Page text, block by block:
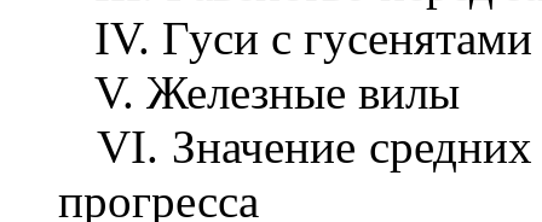
IV. Гуси с гусенятами
V. Железные вилы
VI. Значение средних
прогресса